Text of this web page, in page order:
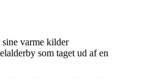
varme kilder
som taget ud af en